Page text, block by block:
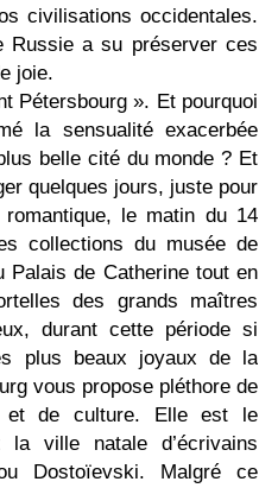
civilisations occidentales.
Russie a su préserver ces
joie.
Pétersbourg ». Et pourquoi
la sensualité exacerbée
belle cité du monde ? Et
quelques jours, juste pour
le matin du 14
collections du musée de
Palais de Catherine tout en
des grands maîtres
durant cette période si
plus beaux joyaux de la
vous propose pléthore de
et de culture. Elle est le
ville natale d’écrivains
Dostoïevski. Malgré ce